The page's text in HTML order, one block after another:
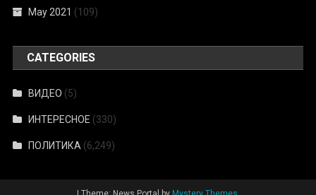
May 2021 (109)
CATEGORIES
ВИДЕО (5)
ИНТЕРЕСНОЕ (330)
ПОЛИТИКА (6,249)